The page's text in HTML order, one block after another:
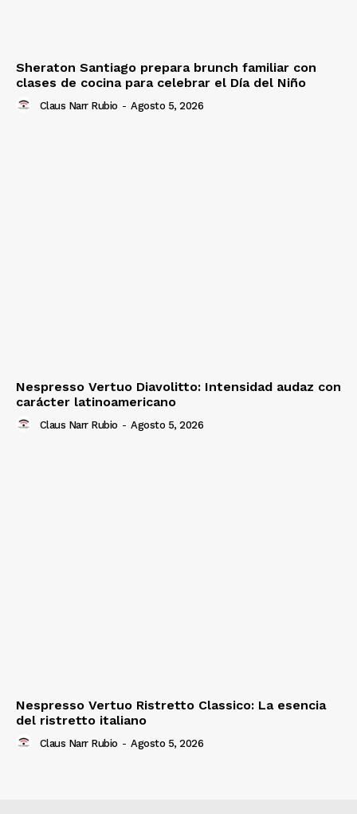
Sheraton Santiago prepara brunch familiar con
clases de cocina para celebrar el Día del Niño
Claus Narr Rubio - Agosto 5, 2026
Nespresso Vertuo Diavolitto: Intensidad audaz con
carácter latinoamericano
Claus Narr Rubio - Agosto 5, 2026
Nespresso Vertuo Ristretto Classico: La esencia
del ristretto italiano
Claus Narr Rubio - Agosto 5, 2026